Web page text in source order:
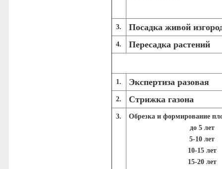
3. Посадка живой
4. Пересадка растений
1. Экспертиза разовая
2. Стрижка газона
3.
Обрезка и формирование
до 5 лет
5-10 лет
10-15 лет
15-20 лет